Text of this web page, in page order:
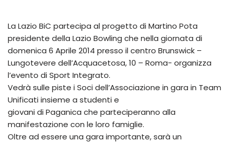
La Lazio BiC partecipa al progetto di Martino Pota
presidente della Lazio Bowling che nella giornata di
domenica 6 Aprile 2014 presso il centro Brunswick –
Lungotevere dell’Acquacetosa, 10 – Roma- organizza
l’evento di Sport Integrato.
Vedrà sulle piste i Soci dell’Associazione in gara in Team
Unificati insieme a studenti e
giovani di Paganica che parteciperanno alla
manifestazione con le loro famiglie.
Oltre ad essere una gara importante, sarà un